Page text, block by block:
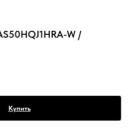
W /
Купить